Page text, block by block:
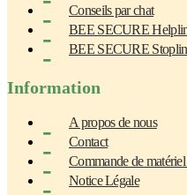
Conseils par chat
BEE SECURE
BEE SECURE
Information
A propos de nous
Contact
Commande de
Notice Légale